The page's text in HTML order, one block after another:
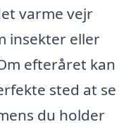
varme vejr
insekter eller
efteråret kan
sted at se
du holder